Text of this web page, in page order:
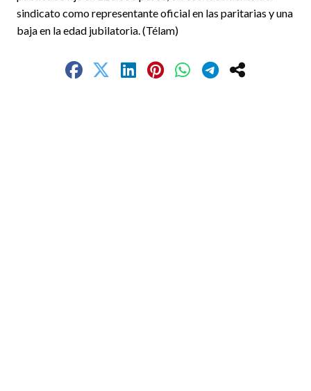
sindicato como representante oficial en las paritarias y una
baja en la edad jubilatoria. (Télam)